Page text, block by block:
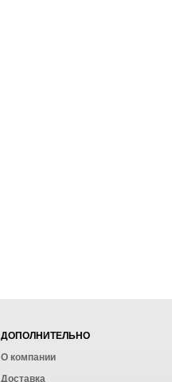
ДОПОЛНИТЕЛЬНО
О компании
Доставка